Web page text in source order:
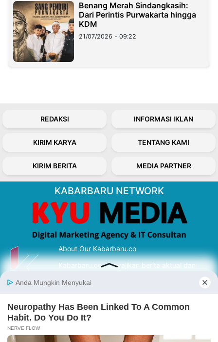
Benang Merah Sindangkasih:
Dari Perintis Purwakarta hingga
KDM
21/07/2026 - 09:22
REDAKSI INFORMASI IKLAN
KIRIM KARYA TENTANG KAMI
KIRIM BERITA MEDIA PARTNER
KABARBARU NETWORK
About Our Kabarbaru.co
Kabarbaru.co menyajikan berita aktual dan
serta terverifikasi dari sumber yang tepat.
Follow Kabarbaru